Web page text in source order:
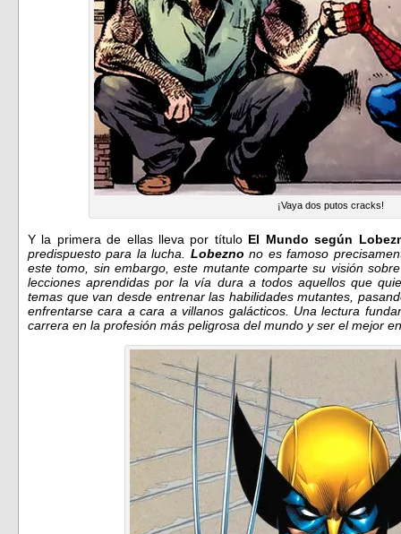
¡Vaya dos putos cracks!
Y la primera de ellas lleva por título El Mundo según
predispuesto para la lucha. Lobezno no es famoso
este tomo, sin embargo, este mutante comparte su visión
lecciones aprendidas por la vía dura a todos aquellos que
temas que van desde entrenar las habilidades mutantes,
enfrentarse cara a cara a villanos galácticos. Una lectura
carrera en la profesión más peligrosa del mundo y ser el mejor